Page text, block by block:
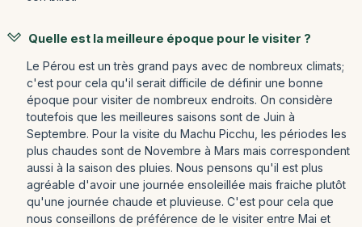
Quelle est la meilleure époque pour le visiter ?
Le Pérou est un très grand pays avec de nombreux climats;
c'est pour cela qu'il serait difficile de définir une bonne
époque pour visiter de nombreux endroits. On considère
toutefois que les meilleures saisons sont de Juin à
Septembre. Pour la visite du Machu Picchu, les périodes les
plus chaudes sont de Novembre à Mars mais correspondent
aussi à la saison des pluies. Nous pensons qu'il est plus
agréable d'avoir une journée ensoleillée mais fraiche plutôt
qu'une journée chaude et pluvieuse. C'est pour cela que
nous conseillons de préférence de le visiter entre Mai et